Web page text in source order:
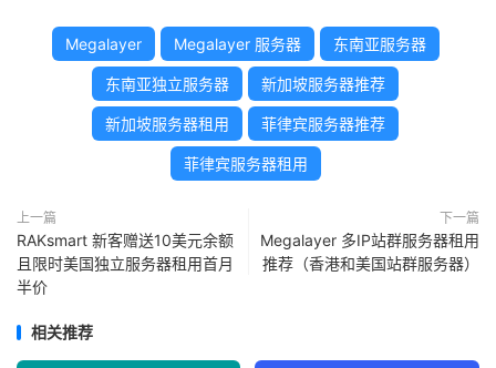
Megalayer Megalayer 服务器 东南亚服务器
东南亚独立服务器 新加坡服务器推荐
新加坡服务器租用 菲律宾服务器推荐
菲律宾服务器租用
上一篇
RAKsmart 新客赠送10美元余额
且限时美国独立服务器租用首月
半价
下一篇
Megalayer 多IP站群服务器租用
推荐（香港和美国站群服务器）
相关推荐